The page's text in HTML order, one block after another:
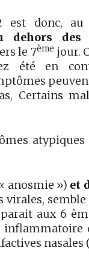
2 est donc,
dehors
le 7ème jour.
été en
Certains
anosmie ») et
virales,
aux 6
nasales